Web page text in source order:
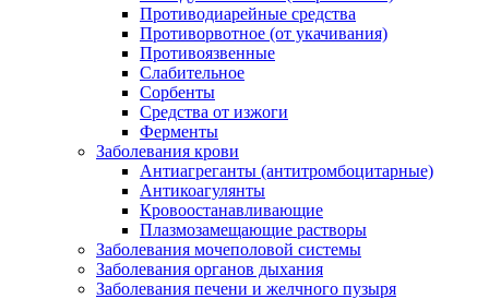
Противодиарейные средства
Противорвотное (от укачивания)
Противоязвенные
Слабительное
Сорбенты
Средства от изжоги
Ферменты
Заболевания крови
Антиагреганты (антитромбоцитарные)
Антикоагулянты
Кровоостанавливающие
Плазмозамещающие растворы
Заболевания мочеполовой системы
Заболевания органов дыхания
Заболевания печени и желчного пузыря